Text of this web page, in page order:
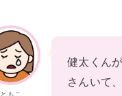
健太くん
さんいて